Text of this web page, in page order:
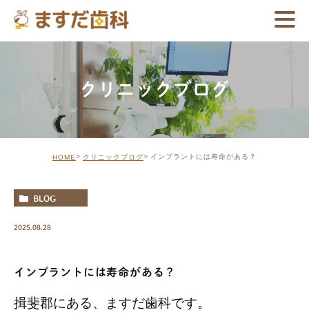
クリニックブログ
HOME クリニックブログ インプラントには寿命がある？
BLOG
2025.08.28
インプラントには寿命がある？
揖斐郡にある、ますだ歯科です。